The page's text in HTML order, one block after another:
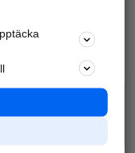
sökningar